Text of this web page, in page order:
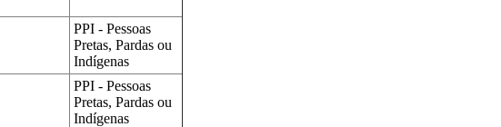
PPI - Pessoas
Pretas, Pardas ou
Indígenas
PPI - Pessoas
Pretas, Pardas ou
Indígenas